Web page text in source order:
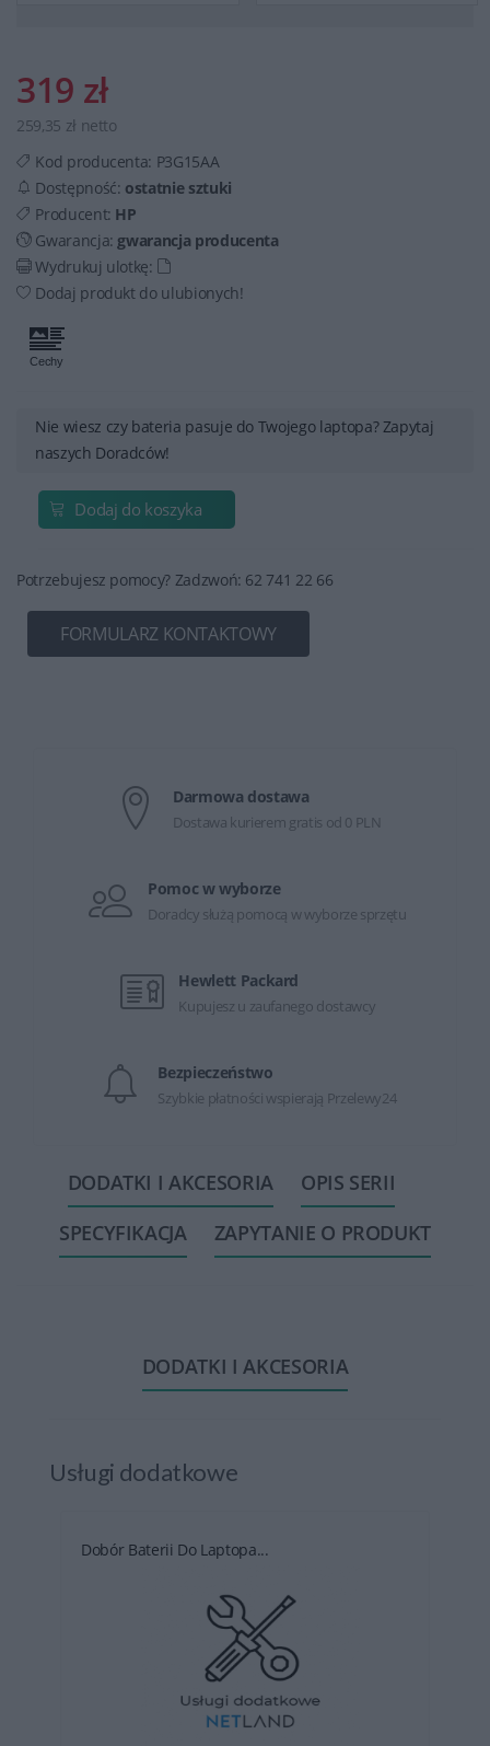
319 zł
259,35 zł netto
Kod producenta: P3G15AA
Dostępność: ostatnie sztuki
Producent: HP
Gwarancja: gwarancja producenta
Wydrukuj ulotkę:
Dodaj produkt do ulubionych!
Nie wiesz czy bateria pasuje do Twojego laptopa? Zapytaj
naszych Doradców!
Dodaj do koszyka
Potrzebujesz pomocy? Zadzwoń: 62 741 22 66
FORMULARZ KONTAKTOWY
Darmowa dostawa
Dostawa kurierem gratis od 0 PLN
Pomoc w wyborze
Doradcy służą pomocą w wyborze sprzętu
Hewlett Packard
Kupujesz u zaufanego dostawcy
Bezpieczeństwo
Szybkie płatności wspierają Przelewy24
DODATKI I AKCESORIA
OPIS SERII
SPECYFIKACJA
ZAPYTANIE O PRODUKT
DODATKI I AKCESORIA
Usługi dodatkowe
Dobór Baterii Do Laptopa...